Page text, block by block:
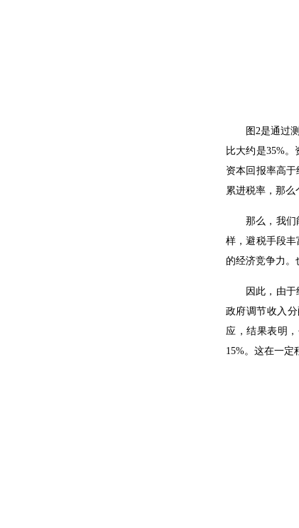
图2是通过
比大约是35%
资本回报率高
累进税率，那么
那么，我们
样，避税手段
的经济竞争力。
因此，由
政府调节收入
应，结果表明
15%。这在一定